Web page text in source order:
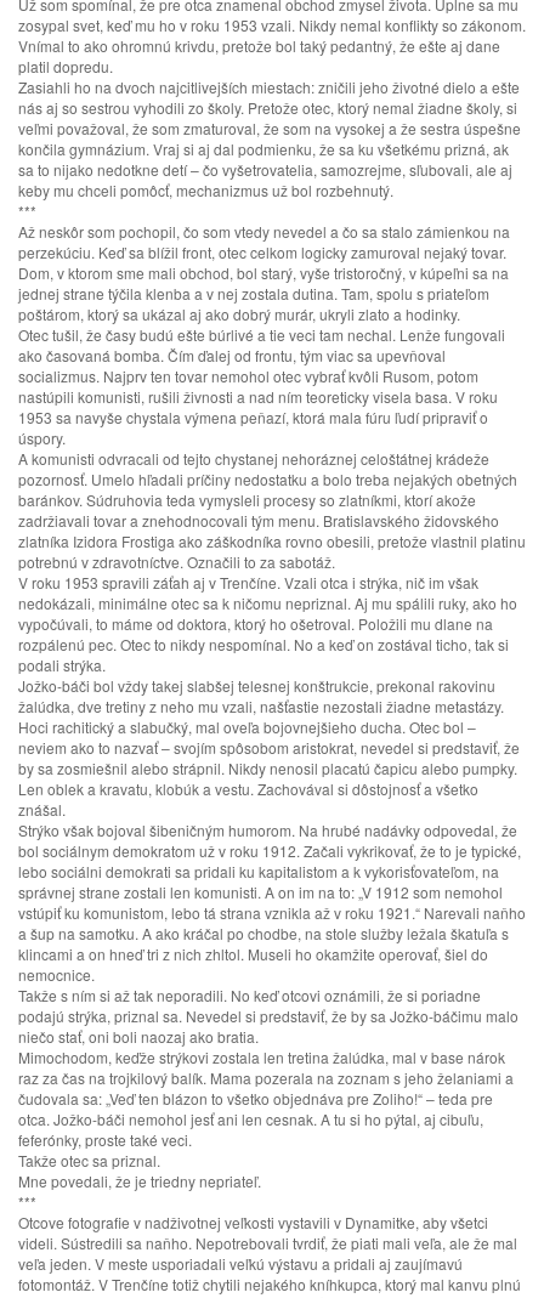
Už som spomínal, že pre otca znamenal obchod zmysel života. Úplne sa mu
zosypal svet, keď mu ho v roku 1953 vzali. Nikdy nemal konflikty so zákonom.
Vnímal to ako ohromnú krivdu, pretože bol taký pedantný, že ešte aj dane
platil dopredu.
Zasiahli ho na dvoch najcitlivejších miestach: zničili jeho životné dielo a ešte
nás aj so sestrou vyhodili zo školy. Pretože otec, ktorý nemal žiadne školy, si
veľmi považoval, že som zmaturoval, že som na vysokej a že sestra úspešne
končila gymnázium. Vraj si aj dal podmienku, že sa ku všetkému prizná, ak
sa to nijako nedotkne detí – čo vyšetrovatelia, samozrejme, sľubovali, ale aj
keby mu chceli pomôcť, mechanizmus už bol rozbehnutý.
***
Až neskôr som pochopil, čo som vtedy nevedel a čo sa stalo zámienkou na
perzekúciu. Keď sa blížil front, otec celkom logicky zamuroval nejaký tovar.
Dom, v ktorom sme mali obchod, bol starý, vyše tristoročný, v kúpeľni sa na
jednej strane týčila klenba a v nej zostala dutina. Tam, spolu s priateľom
poštárom, ktorý sa ukázal aj ako dobrý murár, ukryli zlato a hodinky.
Otec tušil, že časy budú ešte búrlivé a tie veci tam nechal. Lenže fungovali
ako časovaná bomba. Čím ďalej od frontu, tým viac sa upevňoval
socializmus. Najprv ten tovar nemohol otec vybrať kvôli Rusom, potom
nastúpili komunisti, rušili živnosti a nad ním teoreticky visela basa. V roku
1953 sa navyše chystala výmena peňazí, ktorá mala fúru ľudí pripraviť o
úspory.
A komunisti odvracali od tejto chystanej nehoráznej celoštátnej krádeže
pozornosť. Umelo hľadali príčiny nedostatku a bolo treba nejakých obetných
baránkov. Súdruhovia teda vymysleli procesy so zlatníkmi, ktorí akože
zadržiavali tovar a znehodnocovali tým menu. Bratislavského židovského
zlatníka Izidora Frostiga ako záškodníka rovno obesili, pretože vlastnil platinu
potrebnú v zdravotníctve. Označili to za sabotáž.
V roku 1953 spravili záťah aj v Trenčíne. Vzali otca i strýka, nič im však
nedokázali, minimálne otec sa k ničomu nepriznal. Aj mu spálili ruky, ako ho
vypočúvali, to máme od doktora, ktorý ho ošetroval. Položili mu dlane na
rozpálenú pec. Otec to nikdy nespomínal. No a keď on zostával ticho, tak si
podali strýka.
Jožko-báči bol vždy takej slabšej telesnej konštrukcie, prekonal rakovinu
žalúdka, dve tretiny z neho mu vzali, našťastie nezostali žiadne metastázy.
Hoci rachitický a slabučký, mal oveľa bojovnejšieho ducha. Otec bol –
neviem ako to nazvať – svojím spôsobom aristokrat, nevedel si predstaviť, že
by sa zosmiešnil alebo strápnil. Nikdy nenosil placatú čapicu alebo pumpky.
Len oblek a kravatu, klobúk a vestu. Zachovával si dôstojnosť a všetko
znášal.
Strýko však bojoval šibeničným humorom. Na hrubé nadávky odpovedal, že
bol sociálnym demokratom už v roku 1912. Začali vykrikovať, že to je typické,
lebo sociálni demokrati sa pridali ku kapitalistom a k vykorisťovateľom, na
správnej strane zostali len komunisti. A on im na to: „V 1912 som nemohol
vstúpiť ku komunistom, lebo tá strana vznikla až v roku 1921.“ Narevali naňho
a šup na samotku. A ako kráčal po chodbe, na stole služby ležala škatuľa s
klincami a on hneď tri z nich zhltol. Museli ho okamžite operovať, šiel do
nemocnice.
Takže s ním si až tak neporadili. No keď otcovi oznámili, že si poriadne
podajú strýka, priznal sa. Nevedel si predstaviť, že by sa Jožko-báčimu malo
niečo stať, oni boli naozaj ako bratia.
Mimochodom, keďže strýkovi zostala len tretina žalúdka, mal v base nárok
raz za čas na trojkilový balík. Mama pozerala na zoznam s jeho želaniami a
čudovala sa: „Veď ten blázon to všetko objednáva pre Zoliho!“ – teda pre
otca. Jožko-báči nemohol jesť ani len cesnak. A tu si ho pýtal, aj cibuľu,
feferónky, proste také veci.
Takže otec sa priznal.
Mne povedali, že je triedny nepriateľ.
***
Otcove fotografie v nadživotnej veľkosti vystavili v Dynamitke, aby všetci
videli. Sústredili sa naňho. Nepotrebovali tvrdiť, že piati mali veľa, ale že mal
veľa jeden. V meste usporiadali veľkú výstavu a pridali aj zaujímavú
fotomontáž. V Trenčíne totiž chytili nejakého kníhkupca, ktorý mal kanvu plnú